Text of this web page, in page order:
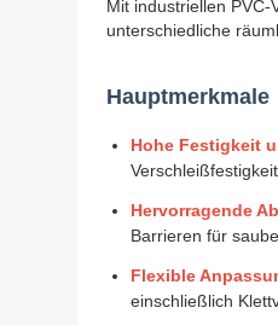
Mit industriellen
unterschiedliche
Hauptmerkmale
Hohe Festigkeit
Hervorragende
Barrieren für
Flexible
einschließlich